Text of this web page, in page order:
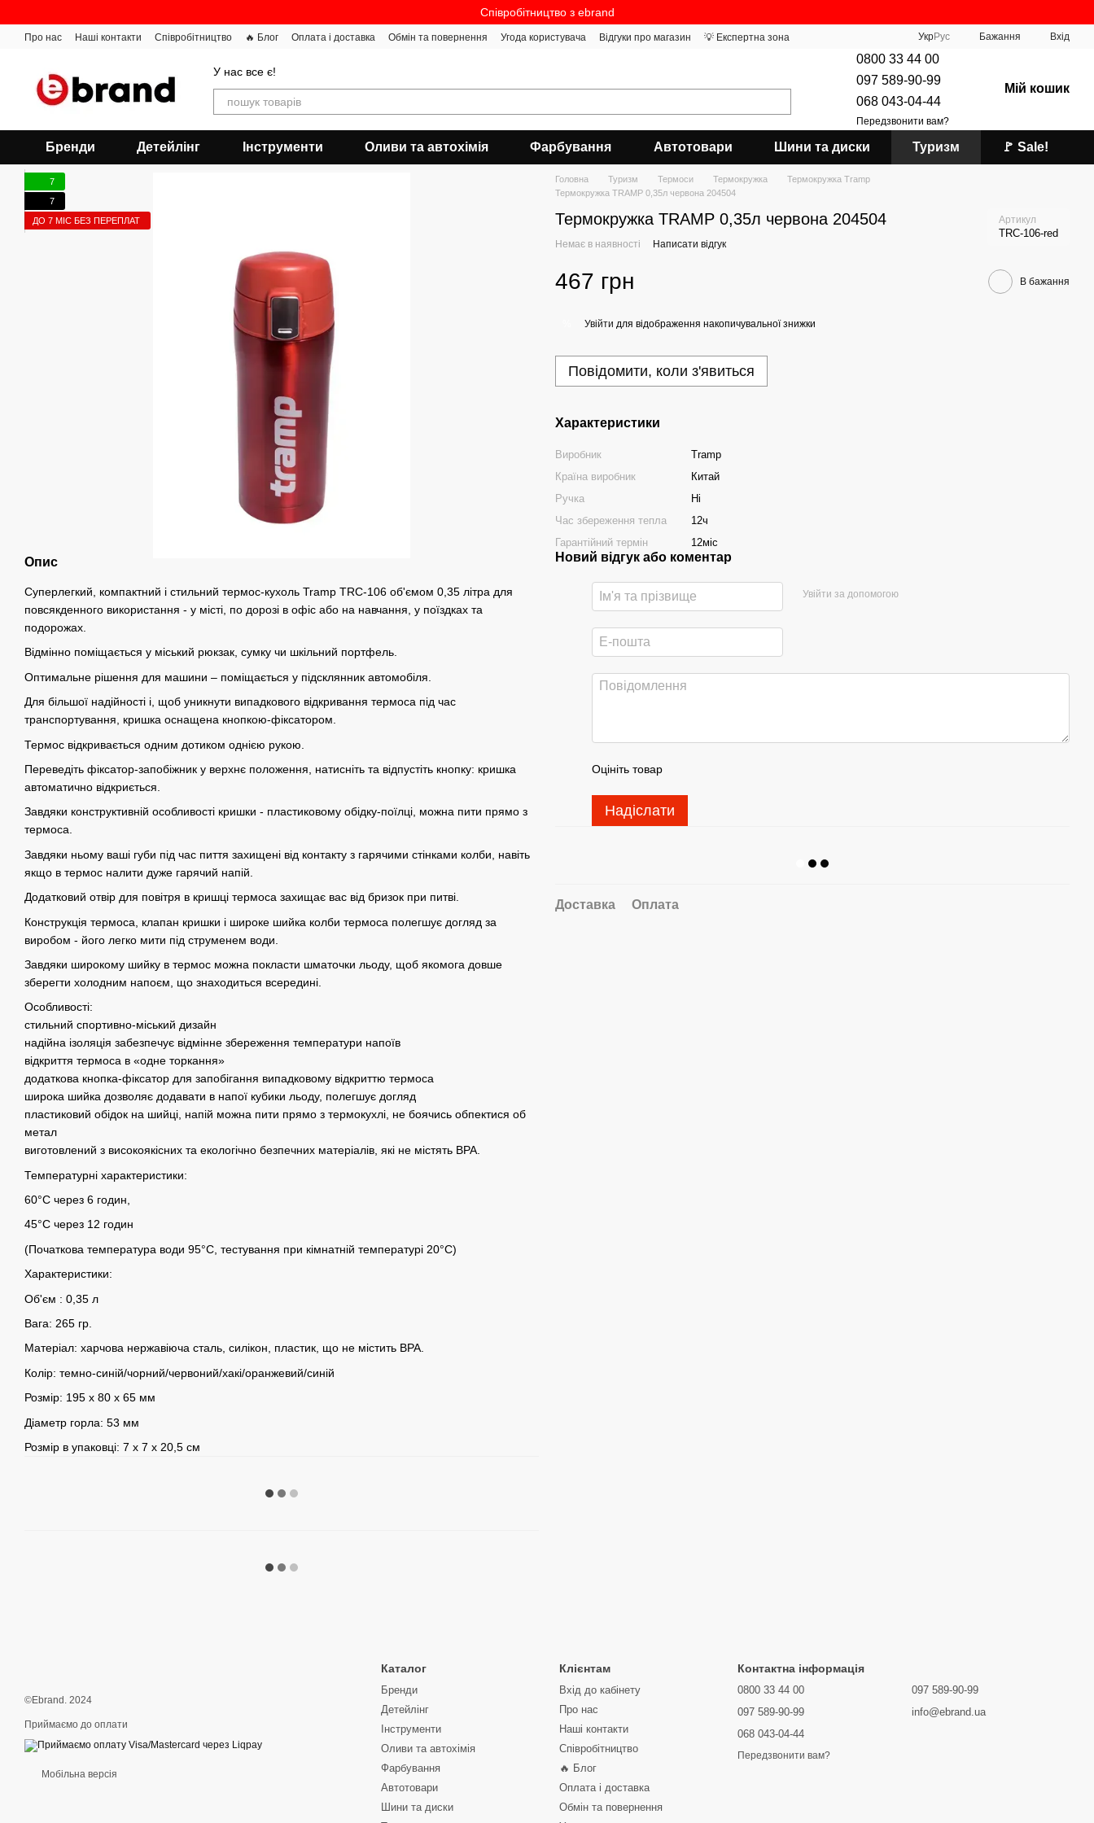
Співробітництво з ebrand
Про нас Наші контакти Співробітництво 🔥 Блог Оплата і доставка Обмін та повернення Угода користувача Відгуки про магазин 💡 Експертна зона УкрРус Бажання Вхід
У нас все є!
0800 33 44 00
097 589-90-99
068 043-04-44
Передзвонити вам?
Мій кошик
Бренди Детейлінг Інструменти Оливи та автохімія Фарбування Автотовари Шини та диски Туризм 🚩 Sale!
7
7
ДО 7 МІС БЕЗ ПЕРЕПЛАТ
Опис
Суперлегкий, компактний і стильний термос-кухоль Tramp TRC-106 об'ємом 0,35 літра для
повсякденного використання - у місті, по дорозі в офіс або на навчання, у поїздках та
подорожах.
Відмінно поміщається у міський рюкзак, сумку чи шкільний портфель.
Оптимальне рішення для машини – поміщається у підсклянник автомобіля.
Для більшої надійності і, щоб уникнути випадкового відкривання термоса під час
транспортування, кришка оснащена кнопкою-фіксатором.
Термос відкривається одним дотиком однією рукою.
Переведіть фіксатор-запобіжник у верхнє положення, натисніть та відпустіть кнопку: кришка
автоматично відкриється.
Завдяки конструктивній особливості кришки - пластиковому обідку-поїлці, можна пити прямо з
термоса.
Завдяки ньому ваші губи під час пиття захищені від контакту з гарячими стінками колби, навіть
якщо в термос налити дуже гарячий напій.
Додатковий отвір для повітря в кришці термоса захищає вас від бризок при питві.
Конструкція термоса, клапан кришки і широке шийка колби термоса полегшує догляд за
виробом - його легко мити під струменем води.
Завдяки широкому шийку в термос можна покласти шматочки льоду, щоб якомога довше
зберегти холодним напоєм, що знаходиться всередині.
Особливості:
стильний спортивно-міський дизайн
надійна ізоляція забезпечує відмінне збереження температури напоїв
відкриття термоса в «одне торкання»
додаткова кнопка-фіксатор для запобігання випадковому відкриттю термоса
широка шийка дозволяє додавати в напої кубики льоду, полегшує догляд
пластиковий обідок на шийці, напій можна пити прямо з термокухлі, не боячись обпектися об
метал
виготовлений з високоякісних та екологічно безпечних матеріалів, які не містять BPA.
Температурні характеристики:
60°С через 6 годин,
45°С через 12 годин
(Початкова температура води 95°C, тестування при кімнатній температурі 20°C)
Характеристики:
Об'єм : 0,35 л
Вага: 265 гр.
Матеріал: харчова нержавіюча сталь, силікон, пластик, що не містить BPA.
Колір: темно-синій/чорний/червоний/хакі/оранжевий/синій
Розмір: 195 х 80 х 65 мм
Діаметр горла: 53 мм
Розмір в упаковці: 7 х 7 х 20,5 см
Головна Туризм Термоси Термокружка
Термокружка Tramp
Термокружка TRAMP 0,35л червона 204504
Термокружка TRAMP 0,35л червона 204504 Артикул
TRC-106-red
Немає в наявності Написати відгук
467 грн В бажання
Увійти для відображення накопичувальної знижки
Повідомити, коли з'явиться
Характеристики
Виробник
Tramp
Країна виробник
Китай
Ручка
Ні
Час збереження тепла
12ч
Гарантійний термін
12міс
Новий відгук або коментар
Увійти за допомогою
Оцініть товар
Надіслати
Доставка Оплата
©Ebrand. 2024
Приймаємо до оплати
Мобільна версія
Каталог
Бренди
Детейлінг
Інструменти
Оливи та автохімія
Фарбування
Автотовари
Шини та диски
Клієнтам
Вхід до кабінету
Про нас
Наші контакти
Співробітництво
🔥 Блог
Оплата і доставка
Обмін та повернення
Контактна інформація
0800 33 44 00
097 589-90-99
068 043-04-44
Передзвонити вам?
097 589-90-99
info@ebrand.ua